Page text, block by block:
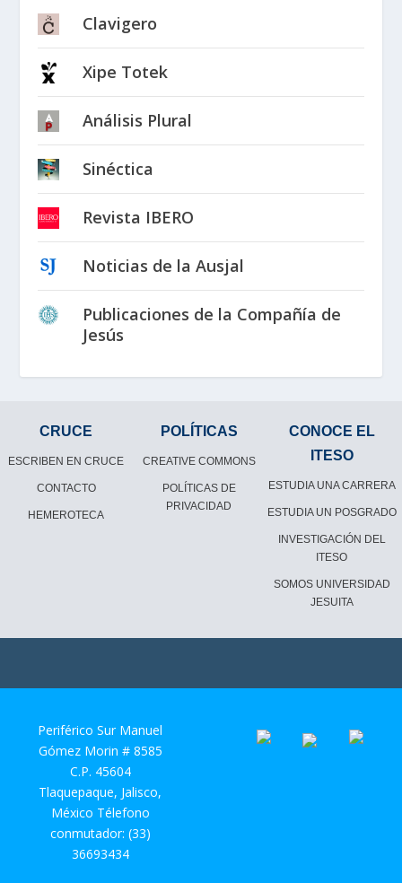
Clavigero
Xipe Totek
Análisis Plural
Sinéctica
Revista IBERO
Noticias de la Ausjal
Publicaciones de la Compañía de
Jesús
CRUCE
ESCRIBEN EN CRUCE
CONTACTO
HEMEROTECA
POLÍTICAS
CREATIVE COMMONS
POLÍTICAS DE
PRIVACIDAD
CONOCE EL
ITESO
ESTUDIA UNA CARRERA
ESTUDIA UN POSGRADO
INVESTIGACIÓN DEL
ITESO
SOMOS UNIVERSIDAD
JESUITA
Periférico Sur Manuel
Gómez Morin # 8585
C.P. 45604
Tlaquepaque, Jalisco,
México Télefono
conmutador: (33)
36693434